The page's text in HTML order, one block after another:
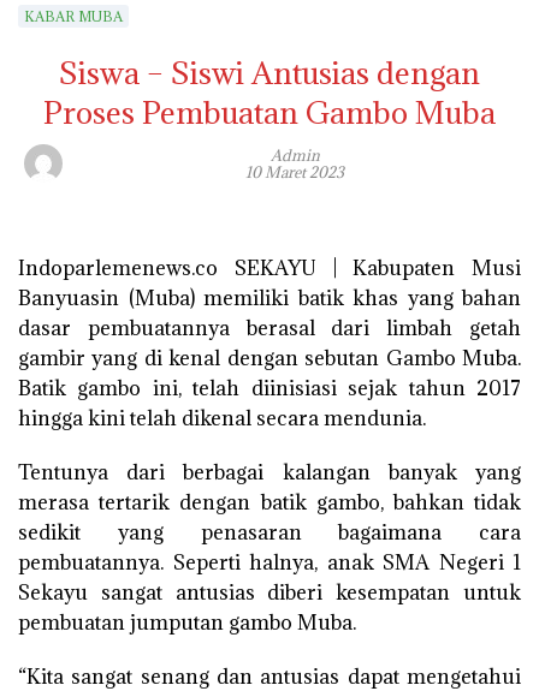
KABAR MUBA
Siswa – Siswi Antusias dengan
Proses Pembuatan Gambo Muba
Admin
10 Maret 2023
Indoparlemenews.co SEKAYU | Kabupaten Musi
Banyuasin (Muba) memiliki batik khas yang bahan
dasar pembuatannya berasal dari limbah getah
gambir yang di kenal dengan sebutan Gambo Muba.
Batik gambo ini, telah diinisiasi sejak tahun 2017
hingga kini telah dikenal secara mendunia.
Tentunya dari berbagai kalangan banyak yang
merasa tertarik dengan batik gambo, bahkan tidak
sedikit yang penasaran bagaimana cara
pembuatannya. Seperti halnya, anak SMA Negeri 1
Sekayu sangat antusias diberi kesempatan untuk
pembuatan jumputan gambo Muba.
“Kita sangat senang dan antusias dapat mengetahui